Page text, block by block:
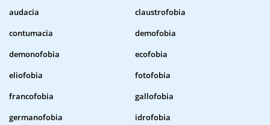
audacia
claustrofobia
contumacia
demofobia
demonofobia
ecofobia
eliofobia
fotofobia
francofobia
gallofobia
germanofobia
idrofobia